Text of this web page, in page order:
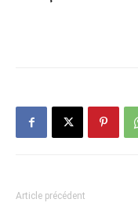
Article précédent